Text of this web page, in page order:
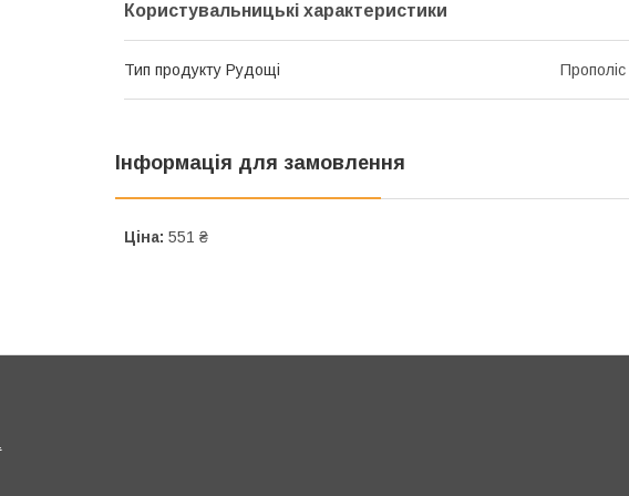
Користувальницькі характеристики
Тип продукту Рудощі Прополіс
Інформація для замовлення
Ціна: 551 ₴